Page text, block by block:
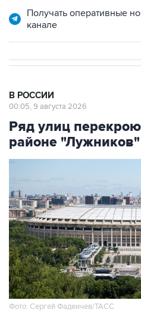
Получать оперативные
канале
В РОССИИ
00:05, 9 августа 2026
Ряд улиц
районе "Лужников"
Фото: Сергей Фадеичев/ТАСС